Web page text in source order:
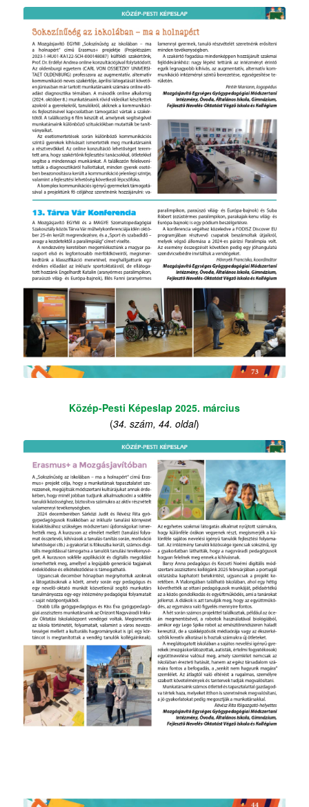
Közép-Pesti Képeslap 2025. március
(34. szám, 44. oldal)